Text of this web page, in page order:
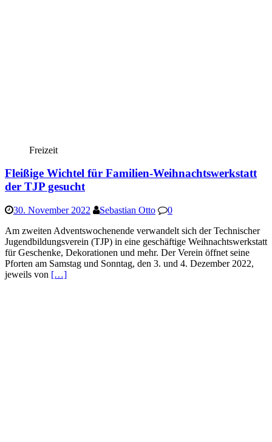
Freizeit
Fleißige Wichtel für Familien-Weihnachtswerkstatt
der TJP gesucht
30. November 2022 Sebastian Otto
0
Am zweiten Adventswochenende verwandelt sich der Technischer
Jugendbildungsverein (TJP) in eine geschäftige Weihnachtswerkstatt
für Geschenke, Dekorationen und mehr. Der Verein öffnet seine
Pforten am Samstag und Sonntag, den 3. und 4. Dezember 2022,
jeweils von […]